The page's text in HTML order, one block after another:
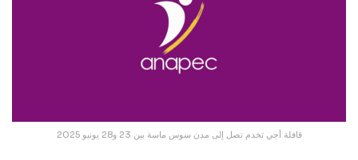
قافلة أجي تخدم تصل إلى مدن سوس ماسة بين 23 و28 يونيو 2025